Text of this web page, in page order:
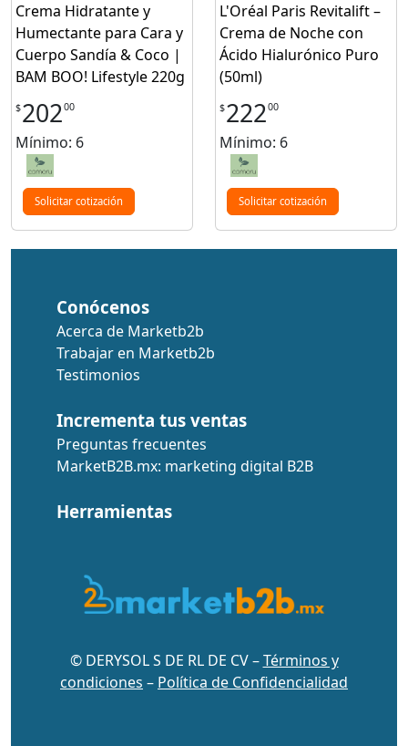
Crema Hidratante y
Humectante para Cara y
Cuerpo Sandía & Coco |
BAM BOO! Lifestyle 220g
$20200
Mínimo: 6
Solicitar cotización
L'Oréal Paris Revitalift –
Crema de Noche con
Ácido Hialurónico Puro
(50ml)
$22200
Mínimo: 6
Solicitar cotización
Conócenos
Acerca de Marketb2b
Trabajar en Marketb2b
Testimonios
Incrementa tus ventas
Preguntas frecuentes
MarketB2B.mx: marketing digital B2B
Herramientas
© DERYSOL S DE RL DE CV –Términos y
condiciones – Política de Confidencialidad